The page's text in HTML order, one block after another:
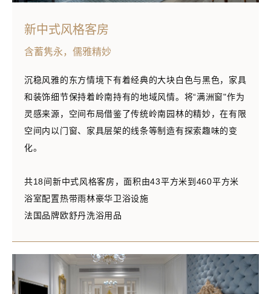
新中式风格客房
含蓄隽永，儒雅精妙
沉稳风雅的东方情境下有着经典的大块白色与黑色，家具
和装饰细节保持着岭南持有的地域风情。将“满洲窗"作为
灵感来源，空间布局借鉴了传统岭南园林的精妙，在有限
空间内以门窗、家具层架的线条等制造有探索趣味的变
化。
共18间新中式风格客房，面积由43平方米到460平方米
浴室配置热带雨林豪华卫浴设施
法国品牌欧舒丹洗浴用品